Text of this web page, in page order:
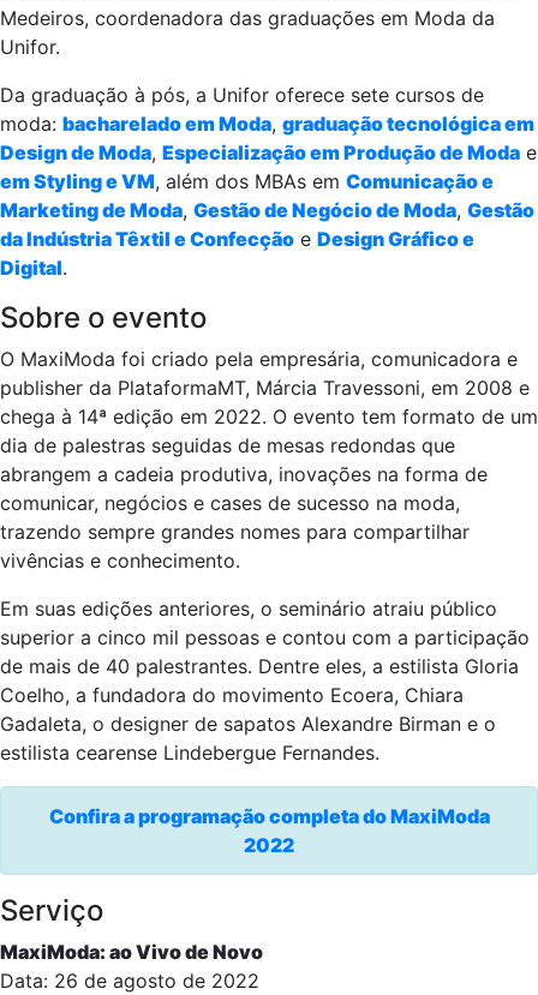
Medeiros, coordenadora das graduações em Moda da
Unifor.
Da graduação à pós, a Unifor oferece sete cursos de
moda: bacharelado em Moda, graduação tecnológica em
Design de Moda, Especialização em Produção de Moda e
em Styling e VM, além dos MBAs em Comunicação e
Marketing de Moda, Gestão de Negócio de Moda, Gestão
da Indústria Têxtil e Confecção e Design Gráfico e
Digital.
Sobre o evento
O MaxiModa foi criado pela empresária, comunicadora e
publisher da PlataformaMT, Márcia Travessoni, em 2008 e
chega à 14ª edição em 2022. O evento tem formato de um
dia de palestras seguidas de mesas redondas que
abrangem a cadeia produtiva, inovações na forma de
comunicar, negócios e cases de sucesso na moda,
trazendo sempre grandes nomes para compartilhar
vivências e conhecimento.
Em suas edições anteriores, o seminário atraiu público
superior a cinco mil pessoas e contou com a participação
de mais de 40 palestrantes. Dentre eles, a estilista Gloria
Coelho, a fundadora do movimento Ecoera, Chiara
Gadaleta, o designer de sapatos Alexandre Birman e o
estilista cearense Lindebergue Fernandes.
Confira a programação completa do MaxiModa
2022
Serviço
MaxiModa: ao Vivo de Novo
Data: 26 de agosto de 2022